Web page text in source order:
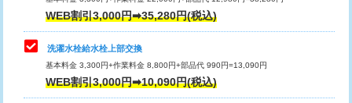
排水管工事（排水管工事/3ｍまで） 55,000円
排水管工事（追加 排水管工事/3ｍ超
え）
マス交換（土の掘削・埋め戻し作業）
その他部品の脱着
交換・取付（タンク）
交換・取付(単水栓（壁付・デッキ
式）)
WEB割引3,000円➡35,280円(税込)
洗濯水栓給水栓上部交換
基本料金 3,300円+作業料金 8,800円+部品代 990円=13,090円
WEB割引3,000円➡10,090円(税込)